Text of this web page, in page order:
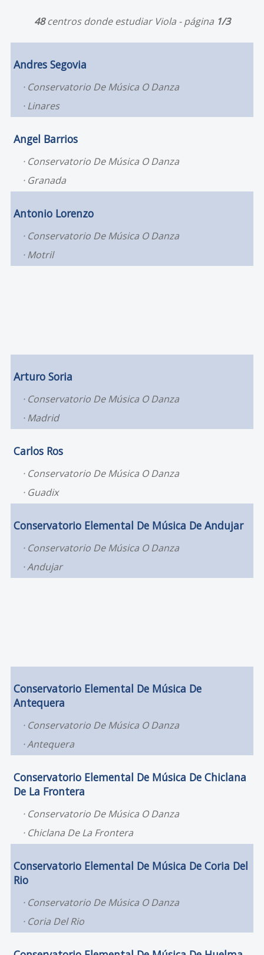
48centros donde estudiar Viola - página 1/3
Andres Segovia
Conservatorio De Música O Danza
Linares
Angel Barrios
Conservatorio De Música O Danza
Granada
Antonio Lorenzo
Conservatorio De Música O Danza
Motril
Arturo Soria
Conservatorio De Música O Danza
Madrid
Carlos Ros
Conservatorio De Música O Danza
Guadix
Conservatorio Elemental De Música De Andujar
Conservatorio De Música O Danza
Andujar
Conservatorio Elemental De Música De
Antequera
Conservatorio De Música O Danza
Antequera
Conservatorio Elemental De Música De Chiclana
De La Frontera
Conservatorio De Música O Danza
Chiclana De La Frontera
Conservatorio Elemental De Música De Coria Del
Rio
Conservatorio De Música O Danza
Coria Del Rio